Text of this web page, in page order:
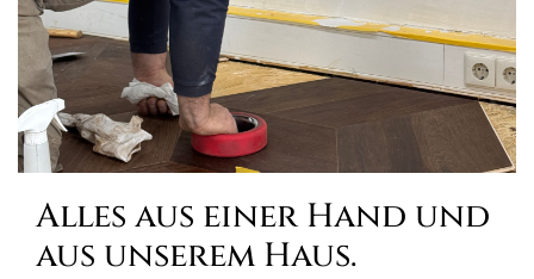
Alles aus einer Hand und
aus unserem Haus.